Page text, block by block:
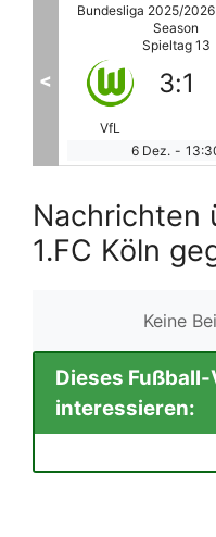
Bundesliga 2025/
Season
Spieltag 13
FCA
2:0
6 Dez. -
<
Nachrichten
1.FC Köln
Keine
Dieses
interessieren: